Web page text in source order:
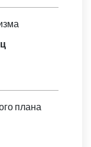
плана